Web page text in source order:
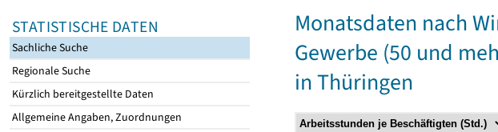
STATISTISCHE DATEN
Sachliche Suche
Regionale Suche
Kürzlich bereitgestellte Daten
Allgemeine Angaben, Zuordnungen
Monatsdaten nach
Gewerbe (50 und
in Thüringen